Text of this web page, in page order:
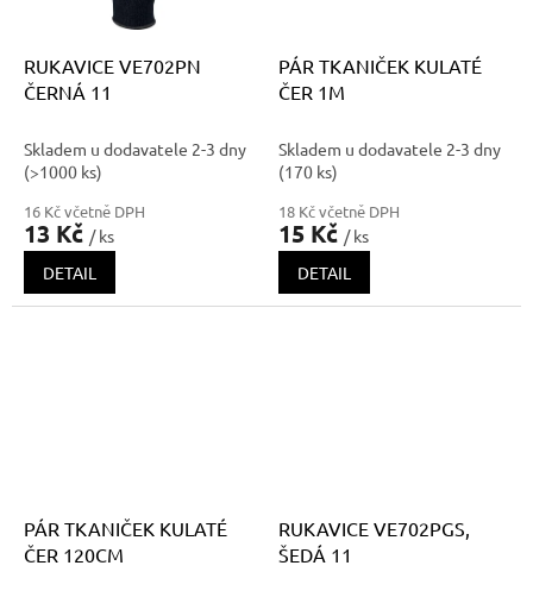
RUKAVICE VE702PN
ČERNÁ 11
Skladem u dodavatele 2-3 dny
(>1000 ks)
16 Kč včetně DPH
13 Kč / ks
DETAIL
PÁR TKANIČEK KULATÉ
ČER 1M
Skladem u dodavatele 2-3 dny
(170 ks)
18 Kč včetně DPH
15 Kč / ks
DETAIL
PÁR TKANIČEK KULATÉ
ČER 120CM
RUKAVICE VE702PGS,
ŠEDÁ 11